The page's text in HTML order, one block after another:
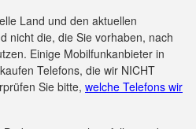
Land und den aktuellen
nicht die, die Sie vorhaben, nach
Einige Mobilfunkanbieter in
Telefons, die wir NICHT
Sie bitte, welche Telefons wir